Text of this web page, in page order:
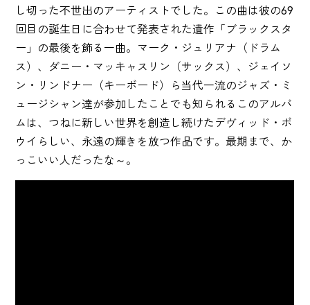
し切った不世出のアーティストでした。この曲は彼の69
回目の誕生日に合わせて発表された遺作「ブラックスタ
ー」の最後を飾る一曲。マーク・ジュリアナ（ドラム
ス）、ダニー・マッキャスリン（サックス）、ジェイソ
ン・リンドナー（キーボード）ら当代一流のジャズ・ミ
ュージシャン達が参加したことでも知られるこのアルバ
ムは、つねに新しい世界を創造し続けたデヴィッド・ボ
ウイらしい、永遠の輝きを放つ作品です。最期まで、か
っこいい人だったな～。